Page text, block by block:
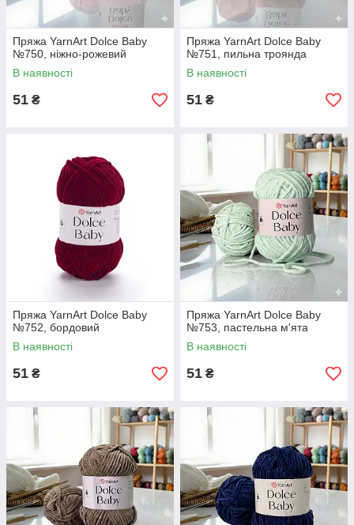
Пряжа YarnArt Dolce Baby
№750, ніжно-рожевий
В наявності
51 ₴
Пряжа YarnArt Dolce Baby
№751, пильна троянда
В наявності
51 ₴
Пряжа YarnArt Dolce Baby
№752, бордовий
В наявності
51 ₴
Пряжа YarnArt Dolce Baby
№753, пастельна м'ята
В наявності
51 ₴